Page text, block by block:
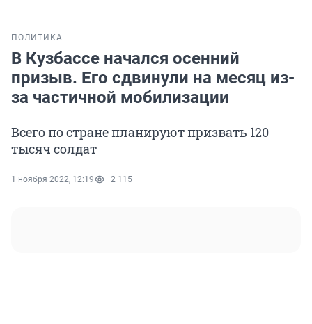
ПОЛИТИКА
В Кузбассе начался осенний
призыв. Его сдвинули на месяц из-
за частичной мобилизации
Всего по стране планируют призвать 120
тысяч солдат
1 ноября 2022, 12:19 2 115